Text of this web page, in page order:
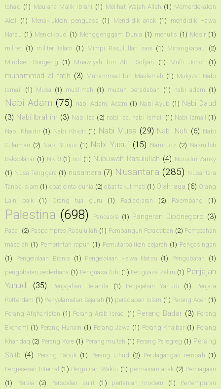
Ishaq (1) Maulana Malik Ibrahi (1) Melihat Wajah Allah (1) Memerdekakan
Akal
(1) Menaklukkan penguasa (1) Mendidik anak (1)
mendidik Hawa
Nafsu (1) Mendikbud (1) Menggenggam Dunia (1) menulis (1) Mesir (1)
militer (1) militer Islam (1) Mimpi Rasulullah saw (1) Minangkabau
(2)
Mindset Dongeng
(1) Muawiyah bin Abu Sofyan (1) Mufti Johor (1)
muhammad al fatih (3) Muhammad bin Maslamah (1) Mukjizat Nabi
Ismail
(1) Musa (1) muslimah (1) musuh peradaban (1) nabi adam (1)
Nabi Adam (75) nabi Adam. Adam (1) Nabi Ayub (1) Nabi Daud
(3) Nabi Ibrahim (3) Nabi Isa (2) nabi Isa. nabi ismail (1) Nabi Ismail (1)
Nabi Khaidir (1) Nabi Khidir (1) Nabi Musa (29) Nabi Nuh (6) Nabi
Sulaiman (2) Nabi Yunus (1) Nabi Yusuf (15) Namrudz (2) Nasrulloh
Baksolahar (1) NKRI (1) nol (1) Nubuwah Rasulullah (4) Nurudin Zanky
(1) Nusa Tenggara (1) nusantara (7) Nusantara (285) Nusantara
Tanpa Islam (1) obat cinta dunia (2) obat takut mati (1) Olahraga (6) Orang
Lain baik
(1) Orang tua guru (1) Padjadjaran (2) Palembang (1)
Palestina (698) Pancasila (1) Pangeran Diponegoro (3)
Pasai (2) Paspampres Rasulullah (1) Pembangun Peradaban (2) Pemecahan
masalah (1) Pemerintah rapuh (1) Pemutarbalikan sejarah (1) Pengasingan
(1)
Pengelolaan Bisnis (1) Pengelolaan Hawa Nafsu (1) Pengobatan
(1)
pengobatan sederhana (1) Penguasa Adil (1) Penguasa Zalim (1) Penjajah
Yahudi
(35) Penjajahan Belanda (1) Penjajahan Yahudi (1)
Penjara
Rotterdam (1) Penyelamatan Sejarah (1) peradaban Islam (1) Perang Aceh (1)
Perang Afghanistan (1) Perang Arab Israel (1) Perang Badar (3) Perang
Ekonomi (1) Perang Hunain (1) Perang Jawa (1) Perang Khaibar (1) Perang
Khandaq (2) Perang Kore (1) Perang mu'tah (1) Perang Paregreg (1) Perang
Salib (4) Perang Tabuk (1) Perang Uhud (2) Perdagangan rempah (1)
Pergesekan Internal (1) Perguliran Waktu (1) permainan anak (2) Perniagaan
(1)
Persia (2) Persoalan sulit (1) pertanian modern (1)
Pertempuran